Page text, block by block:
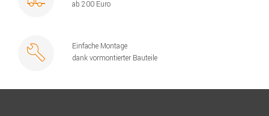
ab 200 Euro
Einfache Montage
dank vormontierter Bauteile